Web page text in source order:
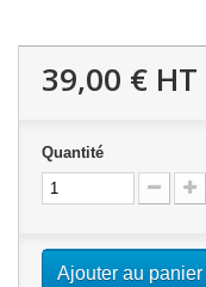
39,00 € HT
Quantité
Ajouter au panier